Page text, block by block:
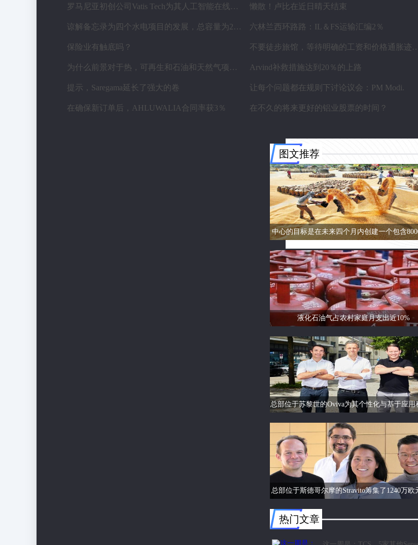
罗马尼亚初创公司Vatis Tech为其人工智能在线语音识别平台筹集了20万欧元 懒散！卢比在近日晴天结束
谅解备忘录为四个水电项目的发展，总容量为293兆瓦 六林兰西环路路：IL＆FS运输汇编2％
保险业有触底吗？ 不要徒步旅馆，等待明确的工资和价格
为什么前景对于热，可再生和石油和天然气项目稳定？ Arvind补救措施达到20％的上路
提示，Saregama延长了强大的卷 让每个问题都在规则下讨论议会：PM Modi.
在确保新订单后，AHLUWALIA合同率获3％ 在不久的将来更好的铝业股票的时间？
图文推荐
中心的目标是在未来四个月内创建一个包含
民的数据库
液化石油气占农村家庭月支出近10%
总部位于苏黎世的Oviva为其个性化与基于应用
总部位于斯德哥尔摩的Stravito筹集了1240万欧
热门文章